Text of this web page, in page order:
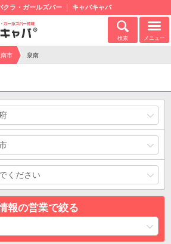
クラ・ガールズバー キャバキャバ
検索 メニュー
市 泉南
報の営業で絞る